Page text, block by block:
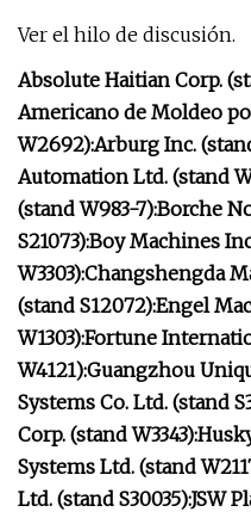
Ver el hilo de discusión.
Absolute Haitian Corp.
Americano de Moldeo
W2692):Arburg Inc.
Automation Ltd. (stand
(stand W983-7):Borche
S21073):Boy Machines
W3303):Changshengda
(stand S12072):Engel
W1303):Fortune
W4121):Guangzhou
Systems Co. Ltd. (stand
Corp. (stand W3343):
Systems Ltd. (stand
Ltd. (stand S30035):JSW